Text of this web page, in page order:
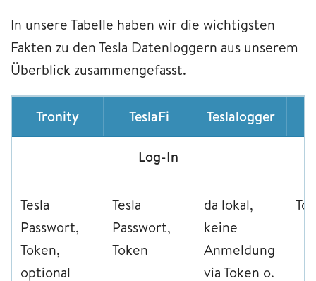
In unsere Tabelle haben wir die wichtigsten
Fakten zu den Tesla Datenloggern aus unserem
Überblick zusammengefasst.
Tronity TeslaFi Teslalogger
Log-In
Tesla
Passwort,
Token,
optional
Tesla
Passwort,
Token
da lokal,
keine
Anmeldung
via Token o.